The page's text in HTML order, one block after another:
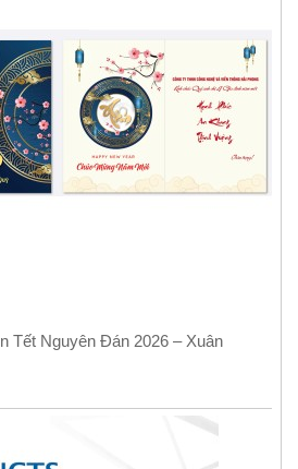
Tết Nguyên Đán 2026 – Xuân